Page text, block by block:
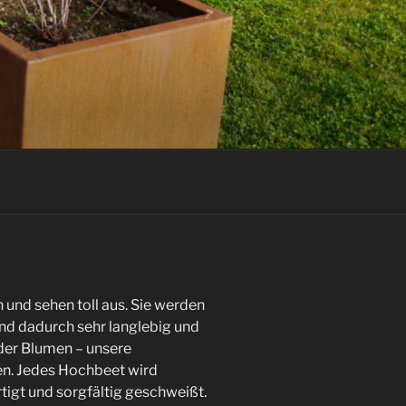
sehen toll aus. Sie werden
dadurch sehr langlebig und
Blumen – unsere
Jedes Hochbeet wird
und sorgfältig geschweißt.